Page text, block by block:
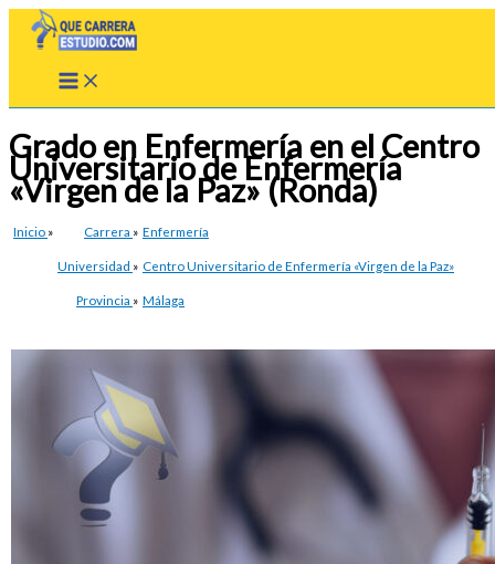
Grado en Enfermería en el Centro
Universitario de Enfermería
«Virgen de la Paz» (Ronda)
Inicio » Carrera » Enfermería
Universidad » Centro Universitario de Enfermería «Virgen de la Paz»
Provincia » Málaga